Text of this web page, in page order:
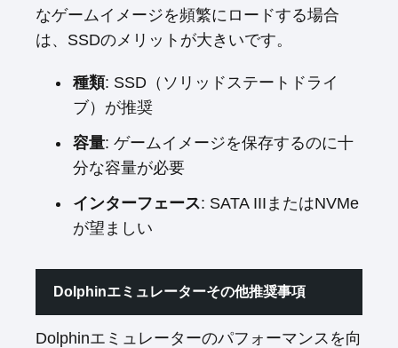
なゲームイメージを頻繁にロードする場合
は、SSDのメリットが大きいです。
種類: SSD（ソリッドステートドライ
ブ）が推奨
容量: ゲームイメージを保存するのに十
分な容量が必要
インターフェース: SATA IIIまたはNVMe
が望ましい
Dolphinエミュレーターその他推奨事項
Dolphinエミュレーターのパフォーマンスを向